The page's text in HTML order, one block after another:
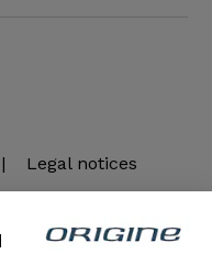
| Legal notices